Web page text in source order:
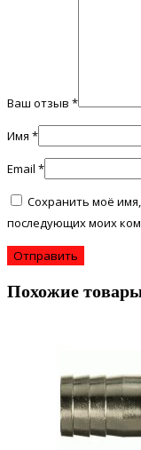
Ваш отзыв *
Имя *
Email *
Сохранить моё
последующих моих
Похожие